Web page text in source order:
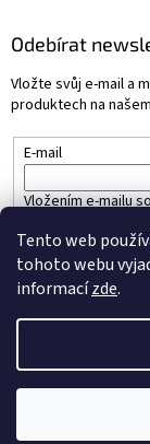
Tento web
tohoto webu
informacízde.
Odebírat
Vložte svůj e-mail a
produktech na
E-mail
Vložením e-mailu
PŘIHLÁSIT SE